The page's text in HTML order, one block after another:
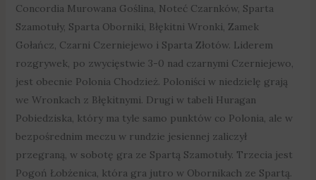
Concordia Murowana Goślina, Noteć Czarnków, Sparta
Szamotuły, Sparta Oborniki, Błękitni Wronki, Zamek
Gołańcz, Czarni Czerniejewo i Sparta Złotów. Liderem
rozgrywek, po zwycięstwie 3-0 nad czarnymi Czerniejewo,
jest obecnie Polonia Chodzież. Poloniści w niedzielę grają
we Wronkach z Błękitnymi. Drugi w tabeli Huragan
Pobiedziska, który ma tyle samo punktów co Polonia, ale w
bezpośrednim meczu w rundzie jesiennej zaliczył
przegraną, w sobotę gra ze Spartą Szamotuły. Trzecia jest
Pogoń Łobżenica, która gra jutro w Obornikach ze Spartą.